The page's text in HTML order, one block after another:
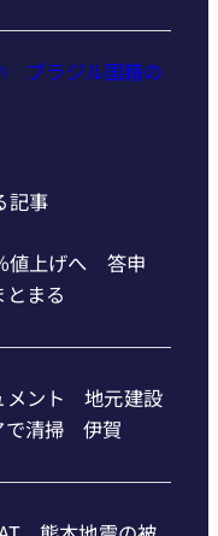
ブラジル国籍の
記事